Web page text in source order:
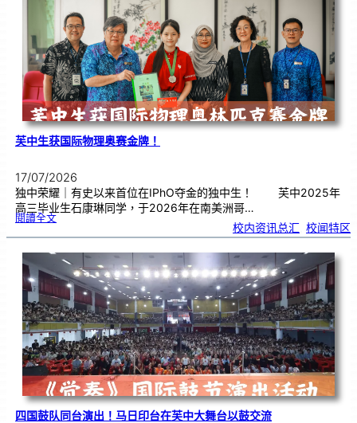
周
年
芙中生获国际物理奥赛金牌！
17/07/2026
独中荣耀｜有史以来首位在IPhO夺金的独中生！ 芙中2025年
高三毕业生石康琳同学，于2026年在南美洲哥…
閱讀全文:芙
获
际
物
理
赛
金
牌
！
校内资讯总汇 校闻特区
四国鼓队同台演出！马日印台在芙中大舞台以鼓交流